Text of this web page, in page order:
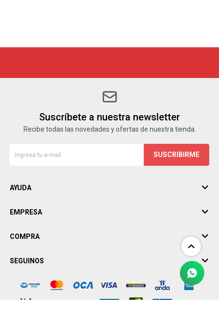
Suscríbete a nuestra newsletter
Recibe todas las novedades y ofertas de nuestra tienda.
SUSCRIBIRME
AYUDA
EMPRESA
COMPRA
SEGUINOS